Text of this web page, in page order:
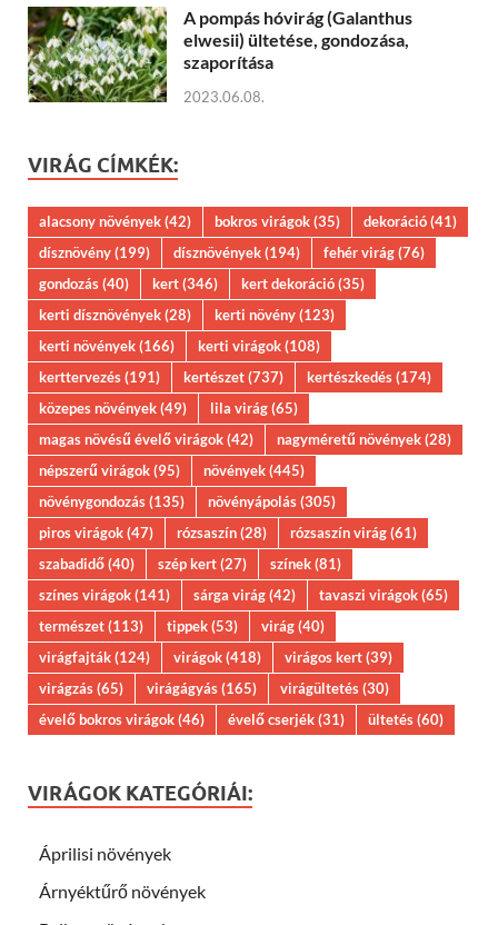
A pompás hóvirág (Galanthus
elwesii) ültetése, gondozása,
szaporítása
2023.06.08.
VIRÁG CÍMKÉK:
alacsony növények(42) bokros virágok(35) dekoráció(41)
dísznövény(199) dísznövények(194) fehér virág(76)
gondozás(40) kert(346) kert dekoráció(35)
kerti dísznövények(28) kerti növény(123)
kerti növények(166) kerti virágok(108)
kerttervezés(191) kertészet(737) kertészkedés(174)
közepes növények(49) lila virág(65)
magas növésű évelő virágok(42) nagyméretű növények(28)
népszerű virágok(95) növények(445)
növénygondozás(135) növényápolás(305)
piros virágok(47) rózsaszín(28) rózsaszín virág(61)
szabadidő(40) szép kert(27) színek(81)
színes virágok(141) sárga virág(42) tavaszi virágok(65)
természet(113) tippek(53) virág(40)
virágfajták(124) virágok(418) virágos kert(39)
virágzás(65) virágágyás(165) virágültetés(30)
évelő bokros virágok(46) évelő cserjék(31) ültetés(60)
VIRÁGOK KATEGÓRIÁI:
Áprilisi növények
Árnyéktűrő növények